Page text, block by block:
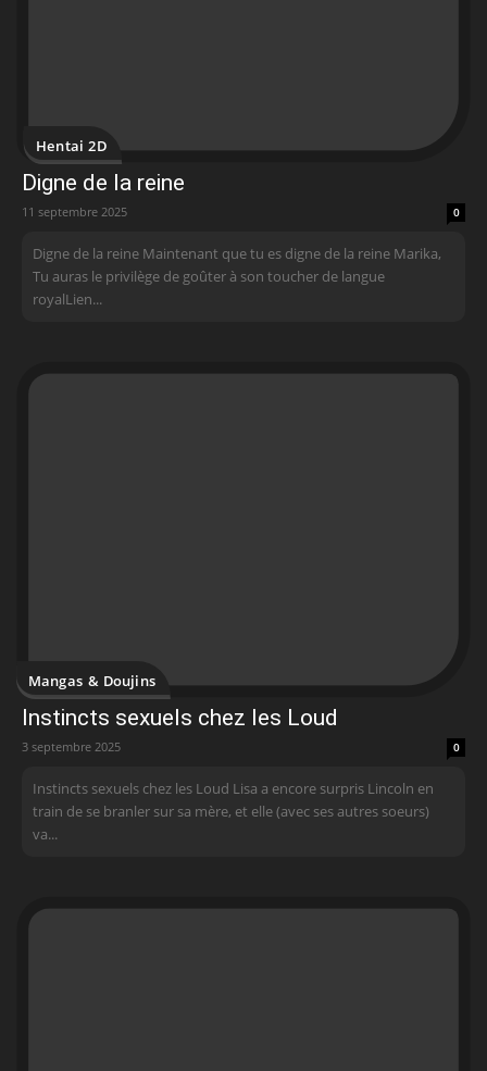
Hentai 2D
Digne de la reine
11 septembre 2025 0
Digne de la reine Maintenant que tu es digne de la reine Marika,
Tu auras le privilège de goûter à son toucher de langue
royalLien...
Mangas & Doujins
Instincts sexuels chez les Loud
3 septembre 2025 0
Instincts sexuels chez les Loud Lisa a encore surpris Lincoln en
train de se branler sur sa mère, et elle (avec ses autres soeurs)
va...